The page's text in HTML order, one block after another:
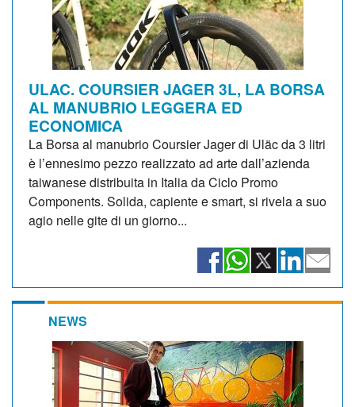
ULAC. COURSIER JAGER 3L, LA BORSA
AL MANUBRIO LEGGERA ED
ECONOMICA
La Borsa al manubrio Coursier Jager di Uläc da 3 litri
è l’ennesimo pezzo realizzato ad arte dall’azienda
taiwanese distribuita in Italia da Ciclo Promo
Components. Solida, capiente e smart, si rivela a suo
agio nelle gite di un giorno...
NEWS